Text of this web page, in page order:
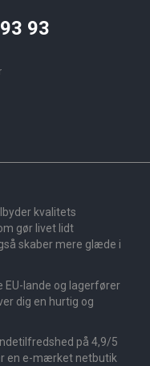
93
kvalitets
gør livet lidt
skaber mere glæde i
lande og lagerfører
dig en hurtig og
på 4,9/5
en e-mærket netbutik